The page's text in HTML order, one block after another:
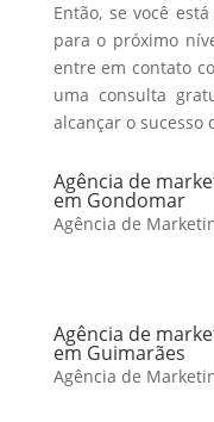
Então, se você
para o próximo
entre em contato
uma consulta
alcançar o sucesso
Agência de
em Gondomar
Agência de
Agência de
em Guimarães
Agência de